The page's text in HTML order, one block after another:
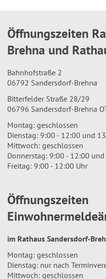
Öffnungszeiten
Brehna und
Bahnhofstraße 2
06792 Sandersdorf-Brehna
Bitterfelder Straße 28/29
06796 Sandersdorf-Brehna
Montag: geschlossen
Dienstag: 9:00 - 12:00 und
Mittwoch: geschlossen
Donnerstag: 9:00 - 12:00
Freitag: 9:00 - 12:00 Uhr
Öffnungszeiten
im Rathaus Sandersdorf-
Montag: geschlossen
Dienstag: nur nach
Mittwoch: geschlossen